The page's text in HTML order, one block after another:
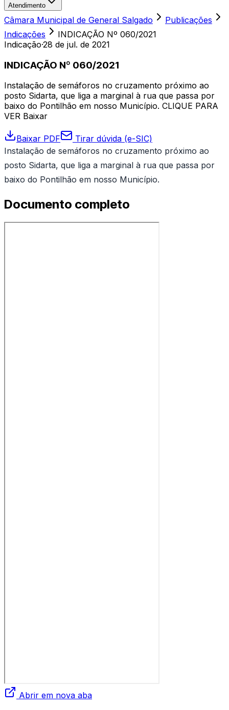
Atendimento
Câmara Municipal de General Salgado
Publicações
Indicações
INDICAÇÃO Nº 060/2021
Indicação·28 de jul. de 2021
INDICAÇÃO Nº 060/2021
Instalação de semáforos no cruzamento próximo ao
posto Sidarta, que liga a marginal à rua que passa por
baixo do Pontilhão em nosso Município. CLIQUE PARA
VER Baixar
Baixar PDF
Tirar dúvida (e-SIC)
Instalação de semáforos no cruzamento próximo ao
posto Sidarta, que liga a marginal à rua que passa por
baixo do Pontilhão em nosso Município.
Documento completo
Abrir em nova aba